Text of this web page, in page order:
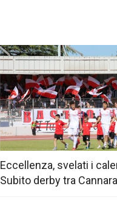
Eccellenza, svelati i
Subito derby tra